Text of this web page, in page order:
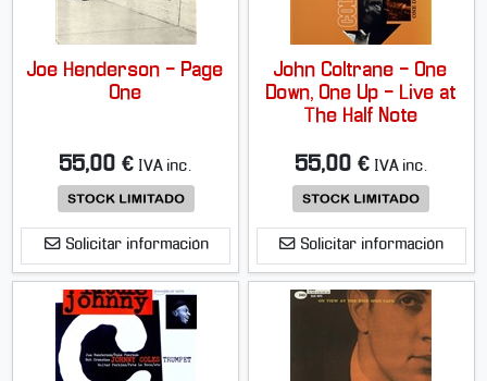
Joe Henderson - Page
One
55,00 € IVA inc.
Solicitar información
John Coltrane - One
Down, One Up - Live at
The Half Note
55,00 € IVA inc.
Solicitar información